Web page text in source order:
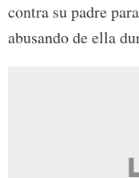
contra su padre
abusando de ella